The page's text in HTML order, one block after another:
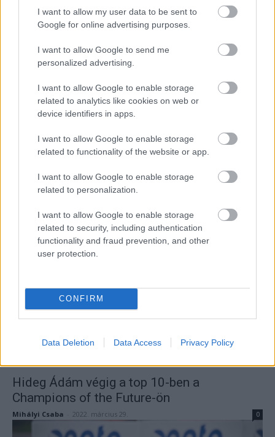
I want to allow my user data to be sent to
Google for online advertising purposes.
I want to allow Google to send me
personalized advertising.
I want to allow Google to enable storage
related to analytics like cookies on web or
device identifiers in apps.
I want to allow Google to enable storage
related to functionality of the website or app.
I want to allow Google to enable storage
related to personalization.
I want to allow Google to enable storage
related to security, including authentication
functionality and fraud prevention, and other
user protection.
CONFIRM
Data Deletion Data Access Privacy Policy
NE VEDD EL
És igazunk lett: Loeb a DTM-ben (is) indul
2022. április 4.
kombinációja
Mihályi Csaba 2022. március 29.
Hideg Ádám végig a top 10-ben a
Champions of the Future-ön
Mihályi Csaba 2022. március 29. 0